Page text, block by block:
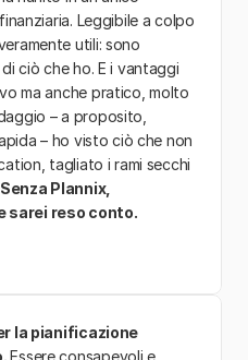
la pianificazione
Essere consapevoli e
Leggibile a colpo
utili: sono
ciò che ho. E i vantaggi
ma anche pratico, molto
– a proposito,
– ho visto ciò che non
tagliato i rami secchi
Senza Plannix,
sarei reso conto.